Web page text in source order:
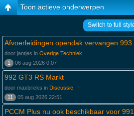
Toon actieve onderwerpen
Switch to full
Afvoerleidingen opendak vervangen 993
door jantjes in Overige Techniek
1
06 aug 2026 0:07
992 GT3 RS Markt
door maxbricks in Discussie
11
05 aug 2026 22:51
PCCM Plus nu ook beschikbaar voor